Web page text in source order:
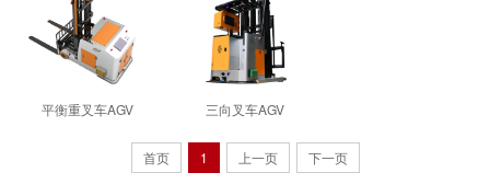
平衡重叉车AGV 三向叉车AGV
首页 1 上一页 下一页